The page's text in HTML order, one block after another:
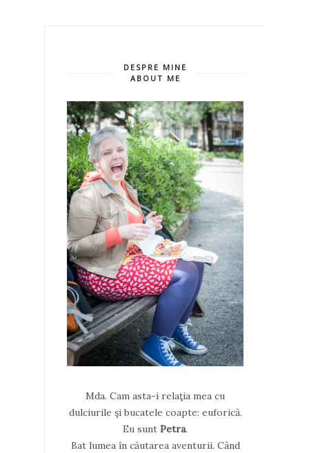
DESPRE MINE
ABOUT ME
Mda. Cam asta-i relaţia mea cu
dulciurile şi bucatele coapte: euforică.
Eu sunt Petra.
Bat lumea în căutarea aventurii. Când